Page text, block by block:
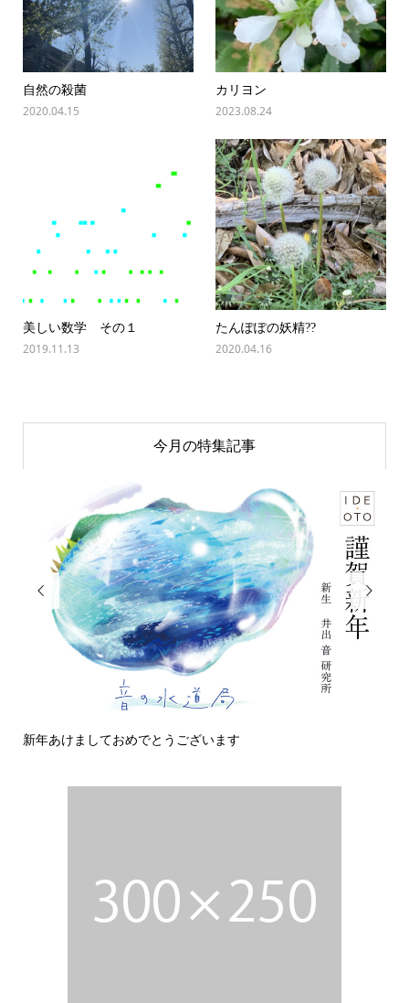
自然の殺菌
2020.04.15
カリヨン
2023.08.24
美しい数学 その１
2019.11.13
たんぽぽの妖精??
2020.04.16
今月の特集記事

新年あけましておめでとうございます
